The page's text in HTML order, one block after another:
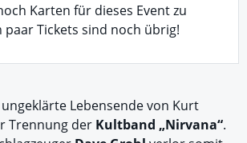
Karten für dieses Event zu
paar Tickets sind noch übrig!
Lebensende von Kurt
Trennung der Kultband „Nirvana“.